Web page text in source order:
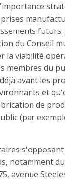
futurs.
du Conseil
la viabilité
membres du
avant les
et
de
(par
notamment
avenue